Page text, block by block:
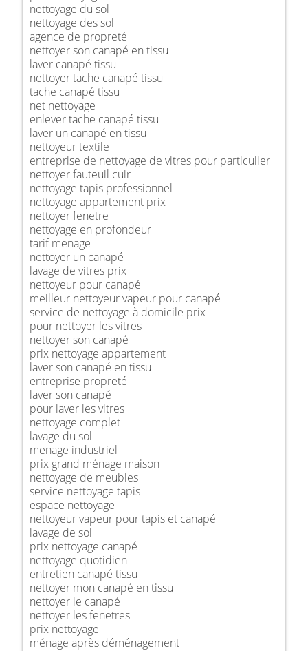
nettoyage du sol
nettoyage des sol
agence de propreté
nettoyer son canapé en tissu
laver canapé tissu
nettoyer tache canapé tissu
tache canapé tissu
net nettoyage
enlever tache canapé tissu
laver un canapé en tissu
nettoyeur textile
entreprise de nettoyage de vitres pour particulier
nettoyer fauteuil cuir
nettoyage tapis professionnel
nettoyage appartement prix
nettoyer fenetre
nettoyage en profondeur
tarif menage
nettoyer un canapé
lavage de vitres prix
nettoyeur pour canapé
meilleur nettoyeur vapeur pour canapé
service de nettoyage à domicile prix
pour nettoyer les vitres
nettoyer son canapé
prix nettoyage appartement
laver son canapé en tissu
entreprise propreté
laver son canapé
pour laver les vitres
nettoyage complet
lavage du sol
menage industriel
prix grand ménage maison
nettoyage de meubles
service nettoyage tapis
espace nettoyage
nettoyeur vapeur pour tapis et canapé
lavage de sol
prix nettoyage canapé
nettoyage quotidien
entretien canapé tissu
nettoyer mon canapé en tissu
nettoyer le canapé
nettoyer les fenetres
prix nettoyage
ménage après déménagement